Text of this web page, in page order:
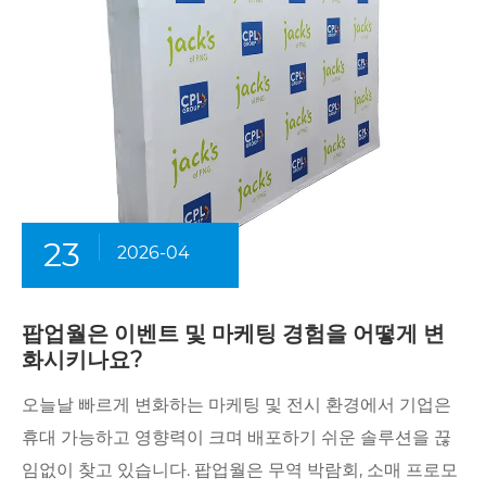
23 2026-04
팝업월은 이벤트 및 마케팅 경험을 어떻게 변
화시키나요?
오늘날 빠르게 변화하는 마케팅 및 전시 환경에서 기업은
휴대 가능하고 영향력이 크며 배포하기 쉬운 솔루션을 끊
임없이 찾고 있습니다. 팝업월은 무역 박람회, 소매 프로모